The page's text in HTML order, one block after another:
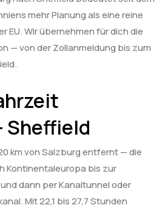
mehr Planung als eine reine
EU. Wir übernehmen für dich die
— von der Zollanmeldung bis zum
Sheffield
km von Salzburg entfernt — die
Kontinentaleuropa bis zur
dann per Kanaltunnel oder
Mit 22,1 bis 27,7 Stunden